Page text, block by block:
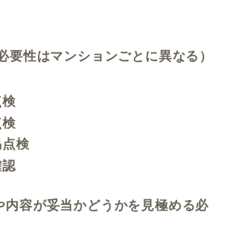
要性はマンションごとに異なる）
検
内容が妥当かどうかを見極める必